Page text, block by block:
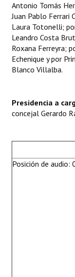
Registros y
Datos Históricos
Premio al Mérito -
Audiencias
Periodistas
Antonio Tomás
Juan Pablo Ferrari
Laura Totonelli;
Leandro Costa
Roxana Ferreyra;
Echenique y por
Blanco Villalba.
Presidencia a
concejal Gerardo
Posición de audio: